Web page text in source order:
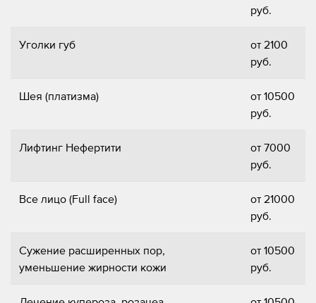
руб.
Уголки губ
от 2100
руб.
Шея (платизма)
от 10500
руб.
Лифтинг Нефертити
от 7000
руб.
Все лицо (Full face)
от 21000
руб.
Сужение расширенных пор,
уменьшение жирности кожи
от 10500
руб.